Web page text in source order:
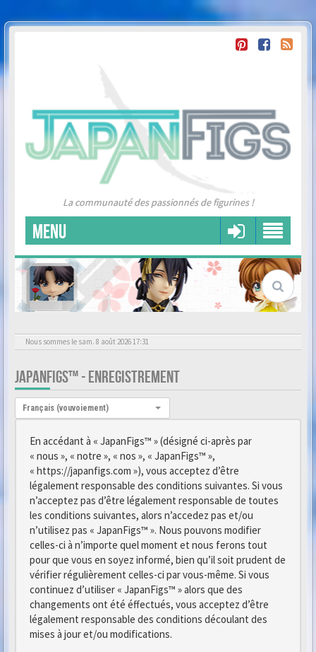
La communauté des passionnés de figurines !
MENU
Nous sommes le sam. 8 août 2026 17:31
JAPANFIGS™ - ENREGISTREMENT
Langue :
Français (vouvoiement)
En accédant à « JapanFigs™ » (désigné ci-après par
« nous », « notre », « nos », « JapanFigs™ »,
« https://japanfigs.com »), vous acceptez d’être
légalement responsable des conditions suivantes. Si vous
n’acceptez pas d’être légalement responsable de toutes
les conditions suivantes, alors n’accedez pas et/ou
n’utilisez pas « JapanFigs™ ». Nous pouvons modifier
celles-ci à n’importe quel moment et nous ferons tout
pour que vous en soyez informé, bien qu’il soit prudent de
vérifier régulièrement celles-ci par vous-même. Si vous
continuez d’utiliser « JapanFigs™ » alors que des
changements ont été éffectués, vous acceptez d’être
légalement responsable des conditions découlant des
mises à jour et/ou modifications.